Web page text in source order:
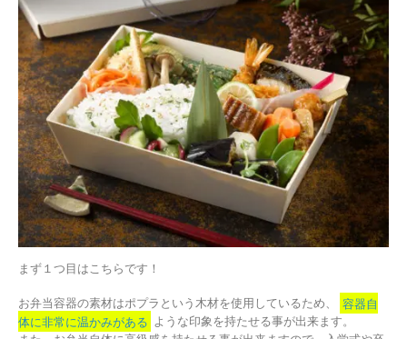
まず１つ目はこちらです！
お弁当容器の素材はポプラという木材を使用しているため、
容器自
体に非常に温かみがある ような印象を持たせる事が出来ます。